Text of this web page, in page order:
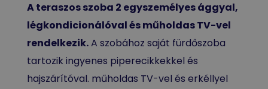
A teraszos szoba 2 egyszemélyes ággyal,
légkondicionálóval és műholdas TV-vel
rendelkezik.A szobához saját fürdőszoba
tartozik ingyenes piperecikkekkel és
hajszárítóval. műholdas TV-vel és erkéllyel